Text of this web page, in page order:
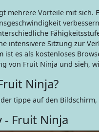
mehrere Vorteile mit sich.
intensivere Sitzung zur
ist es als kostenloses
von Fruit Ninja und sieh,
Ninja?
tippe auf den
- Fruit Ninja